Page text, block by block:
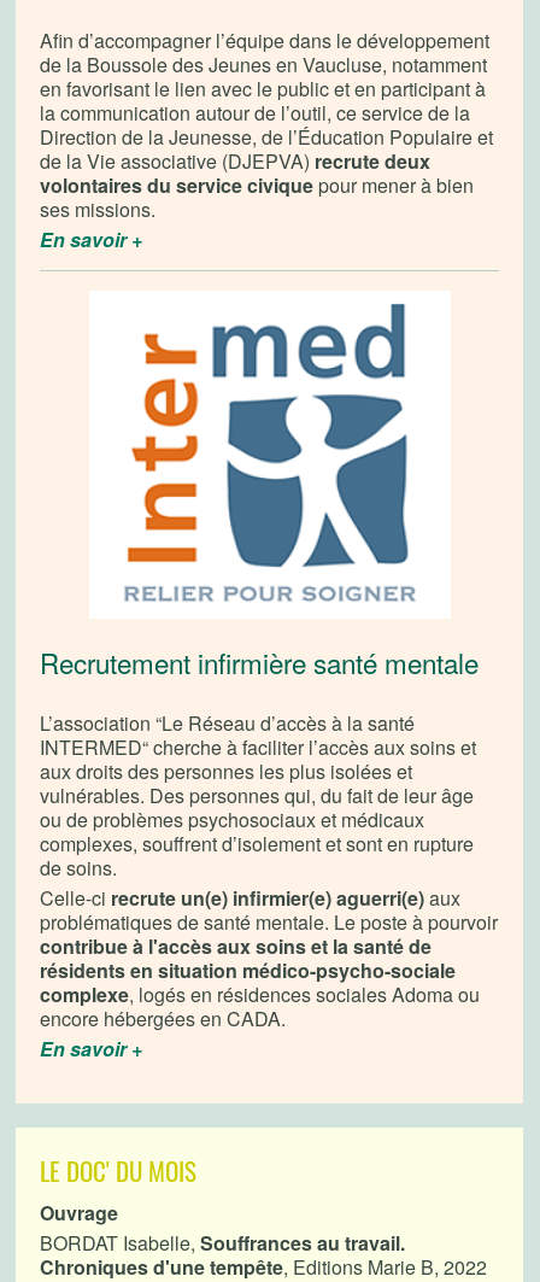
Afin d’accompagner l’équipe dans le développement
de la Boussole des Jeunes en Vaucluse, notamment
en favorisant le lien avec le public et en participant à
la communication autour de l’outil, ce service de la
Direction de la Jeunesse, de l’Éducation Populaire et
de la Vie associative (DJEPVA) recrute deux
volontaires du service civiquepour mener à bien
ses missions.
En savoir +
Recrutement infirmière santé mentale
L’association “Le Réseau d’accès à la santé
INTERMED“ cherche à faciliter l’accès aux soins et
aux droits des personnes les plus isolées et
vulnérables. Des personnes qui, du fait de leur âge
ou de problèmes psychosociaux et médicaux
complexes, souffrent d’isolement et sont en rupture
de soins.
Celle-ci recrute un(e) infirmier(e) aguerri(e)aux
problématiques de santé mentale. Le poste à pourvoir
contribue à l'accès aux soins et la santé de
résidents en situation médico-psycho-sociale
complexe, logés en résidences sociales Adoma ou
encore hébergées en CADA.
En savoir +
LE DOC' DU MOIS
Ouvrage
BORDAT Isabelle,Souffrances au travail.
Chroniques d'une tempête, Editions Marie B, 2022